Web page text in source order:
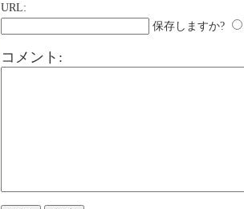
URL:
保存しますか?
コメント: